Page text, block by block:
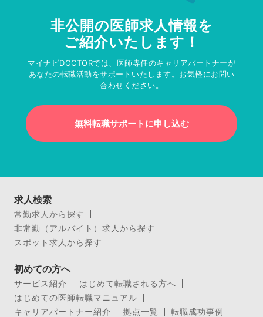
非公開の医師求人情報を
ご紹介いたします！
マイナビDOCTORでは、医師専任のキャリアパートナーが
あなたの転職活動をサポートいたします。お気軽にお問い
合わせください。
無料転職サポートに申し込む
求人検索
常勤求人から探す
非常勤（アルバイト）求人から探す
スポット求人から探す
初めての方へ
サービス紹介
はじめて転職される方へ
はじめての医師転職マニュアル
キャリアパートナー紹介
拠点一覧
転職成功事例